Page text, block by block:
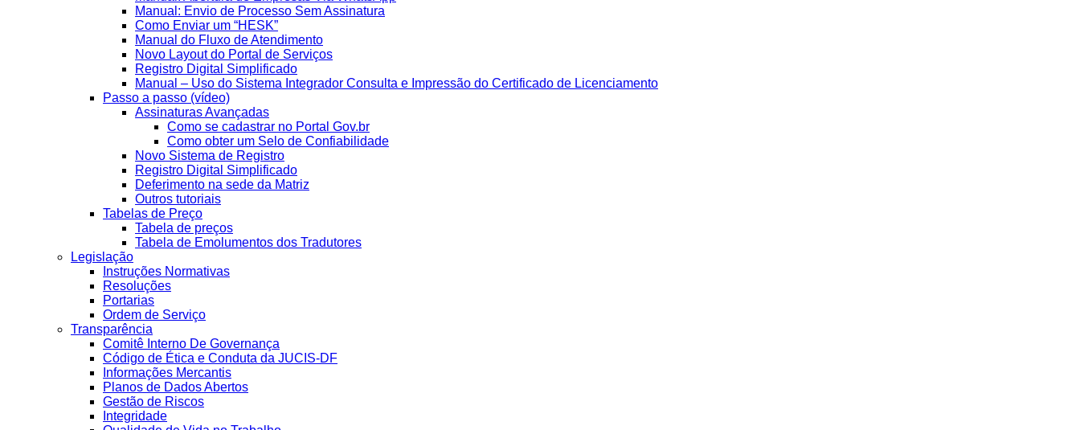
Manual: Envio de Processo Sem Assinatura
Como Enviar um “HESK”
Manual do Fluxo de Atendimento
Novo Layout do Portal de Serviços
Registro Digital Simplificado
Manual – Uso do Sistema Integrador Consulta e Impressão do Certificado de Licenciamento
Passo a passo (vídeo)
Assinaturas Avançadas
Como se cadastrar no Portal Gov.br
Como obter um Selo de Confiabilidade
Novo Sistema de Registro
Registro Digital Simplificado
Deferimento na sede da Matriz
Outros tutoriais
Tabelas de Preço
Tabela de preços
Tabela de Emolumentos dos Tradutores
Legislação
Instruções Normativas
Resoluções
Portarias
Ordem de Serviço
Transparência
Comitê Interno De Governança
Código de Ética e Conduta da JUCIS-DF
Informações Mercantis
Planos de Dados Abertos
Gestão de Riscos
Integridade